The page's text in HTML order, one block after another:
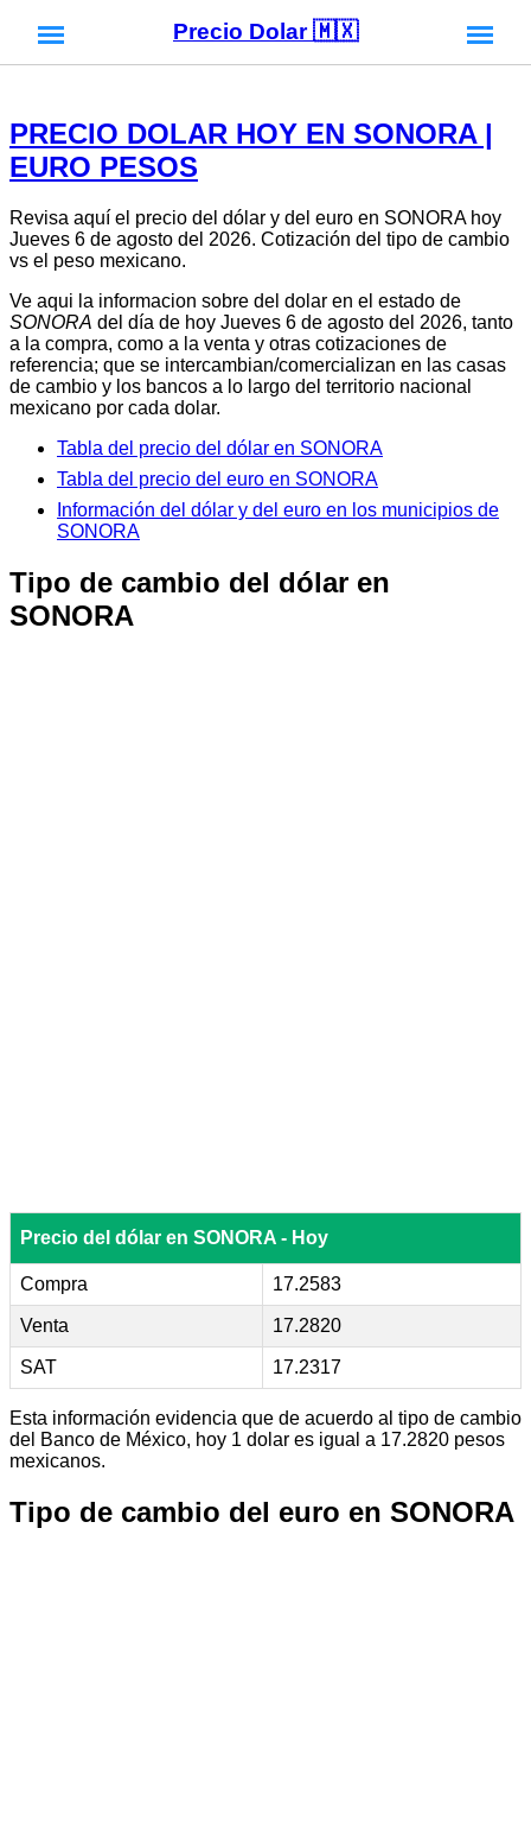
Precio Dolar 🇲🇽
PRECIO DOLAR HOY EN SONORA |
EURO PESOS
Revisa aquí el precio del dólar y del euro en SONORA hoy
Jueves 6 de agosto del 2026. Cotización del tipo de cambio
vs el peso mexicano.
Ve aqui la informacion sobre del dolar en el estado de
SONORA del día de hoy Jueves 6 de agosto del 2026, tanto
a la compra, como a la venta y otras cotizaciones de
referencia; que se intercambian/comercializan en las casas
de cambio y los bancos a lo largo del territorio nacional
mexicano por cada dolar.
Tabla del precio del dólar en SONORA
Tabla del precio del euro en SONORA
Información del dólar y del euro en los municipios de
SONORA
Tipo de cambio del dólar en
SONORA
Precio del dólar en SONORA - Hoy
Compra 17.2583
Venta 17.2820
SAT 17.2317
Esta información evidencia que de acuerdo al tipo de cambio
del Banco de México, hoy 1 dolar es igual a 17.2820 pesos
mexicanos.
Tipo de cambio del euro en SONORA